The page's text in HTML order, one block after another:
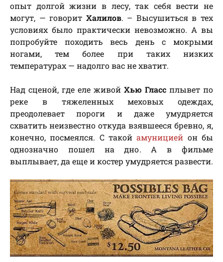
опыт долгой жизни в лесу, так себя вести не
могут, — говорит Халилов. – Высушиться в тех
условиях было практически невозможно. А вы
попробуйте походить весь день с мокрыми
ногами, тем более при таких низких
температурах — надолго вас не хватит.
Над сценой, где еле живой Хью Гласс плывет по
реке в тяжеленных меховых одеждах,
преодолевает пороги и даже умудряется
схватить неизвестно откуда взявшееся бревно, я,
конечно, посмеялся. С такойамуницией он бы
однозначно пошел на дно. А в фильме
выплывает, да еще и костер умудряется развести.